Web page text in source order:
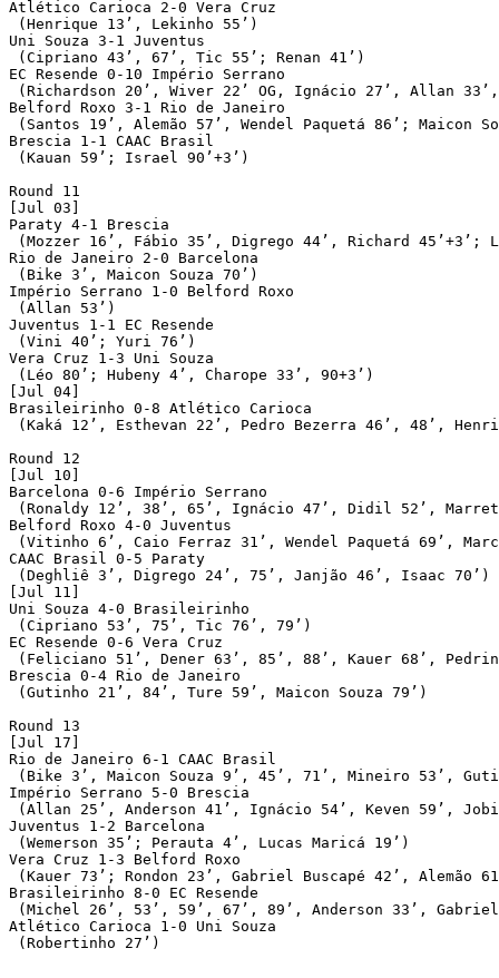
Atlético Carioca 2-0 Vera Cruz
(Henrique 13’, Lekinho 55’)
Uni Souza 3-1 Juventus
(Cipriano 43’, 67’, Tic 55’; Renan 41’)
EC Resende 0-10 Império Serrano
(Richardson 20’, Wiver 22’ OG, Ignácio 27’, Allan
Belford Roxo 3-1 Rio de Janeiro
(Santos 19’, Alemão 57’, Wendel Paquetá 86’; Maicon
Brescia 1-1 CAAC Brasil
(Kauan 59’; Israel 90’+3’)
Round 11
[Jul 03]
Paraty 4-1 Brescia
(Mozzer 16’, Fábio 35’, Digrego 44’, Richard 45’+3’;
Rio de Janeiro 2-0 Barcelona
(Bike 3’, Maicon Souza 70’)
Império Serrano 1-0 Belford Roxo
(Allan 53’)
Juventus 1-1 EC Resende
(Vini 40’; Yuri 76’)
Vera Cruz 1-3 Uni Souza
(Léo 80’; Hubeny 4’, Charope 33’, 90+3’)
[Jul 04]
Brasileirinho 0-8 Atlético Carioca
(Kaká 12’, Esthevan 22’, Pedro Bezerra 46’, 48’,
Round 12
[Jul 10]
Barcelona 0-6 Império Serrano
(Ronaldy 12’, 38’, 65’, Ignácio 47’, Didil 52’,
Belford Roxo 4-0 Juventus
(Vitinho 6’, Caio Ferraz 31’, Wendel Paquetá 69’,
CAAC Brasil 0-5 Paraty
(Deghliê 3’, Digrego 24’, 75’, Janjão 46’, Isaac 70’)
[Jul 11]
Uni Souza 4-0 Brasileirinho
(Cipriano 53’, 75’, Tic 76’, 79’)
EC Resende 0-6 Vera Cruz
(Feliciano 51’, Dener 63’, 85’, 88’, Kauer 68’,
Brescia 0-4 Rio de Janeiro
(Gutinho 21’, 84’, Ture 59’, Maicon Souza 79’)
Round 13
[Jul 17]
Rio de Janeiro 6-1 CAAC Brasil
(Bike 3’, Maicon Souza 9’, 45’, 71’, Mineiro 53’,
Império Serrano 5-0 Brescia
(Allan 25’, Anderson 41’, Ignácio 54’, Keven 59’,
Juventus 1-2 Barcelona
(Wemerson 35’; Perauta 4’, Lucas Maricá 19’)
Vera Cruz 1-3 Belford Roxo
(Kauer 73’; Rondon 23’, Gabriel Buscapé 42’, Alemão
Brasileirinho 8-0 EC Resende
(Michel 26’, 53’, 59’, 67’, 89’, Anderson 33’,
Atlético Carioca 1-0 Uni Souza
(Robertinho 27’)